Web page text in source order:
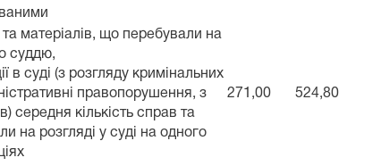
матеріалів, що перебували на
суддю,
в суді (з розгляду кримінальних
правопорушення, з
середня кількість справ та
на розгляді у суді на одного
271,00 524,80